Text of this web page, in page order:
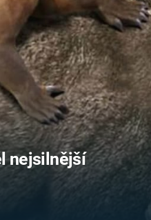
UFO A
MIMOZEMŠŤANÉ
UTAJENÉ PŘÍBĚHY
ČESKÝCH DĚJIN
ALTERNATIVNÍ
HISTORIE
nejsilnější